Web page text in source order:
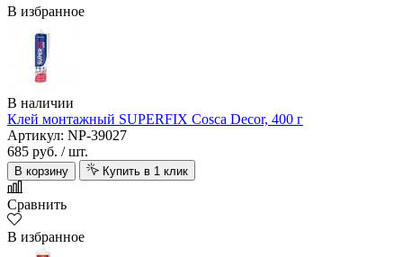
В избранное
В наличии
Клей монтажный SUPERFIX Cosca Decor, 400 г
Артикул: NP-39027
685 руб. / шт.
В корзину Купить в 1 клик
Сравнить
В избранное